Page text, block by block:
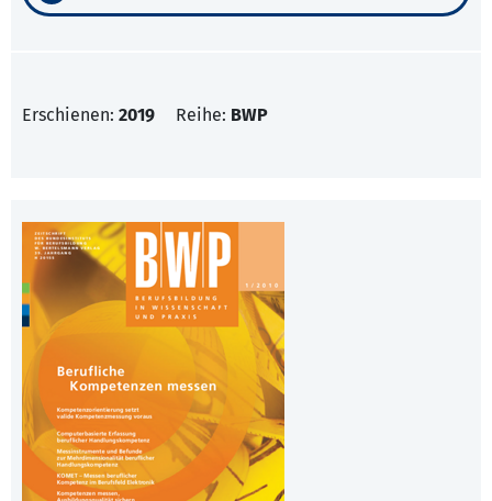
Erschienen: 2019 Reihe: BWP